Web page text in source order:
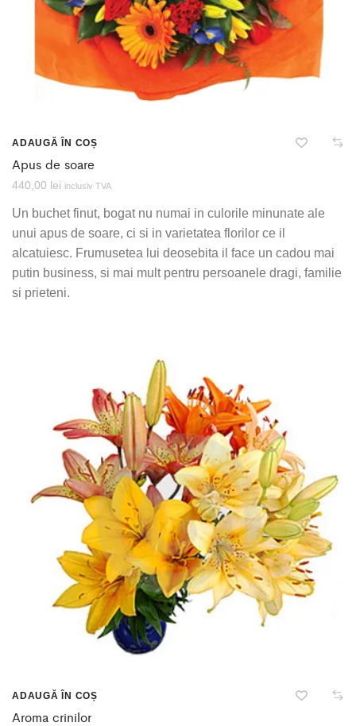
ADAUGĂ ÎN COȘ
Apus de soare
440,00 lei inclusiv TVA
Un buchet finut, bogat nu numai in culorile minunate ale
unui apus de soare, ci si in varietatea florilor ce il
alcatuiesc. Frumusetea lui deosebita il face un cadou mai
putin business, si mai mult pentru persoanele dragi, familie
si prieteni.
ADAUGĂ ÎN COȘ
Aroma crinilor